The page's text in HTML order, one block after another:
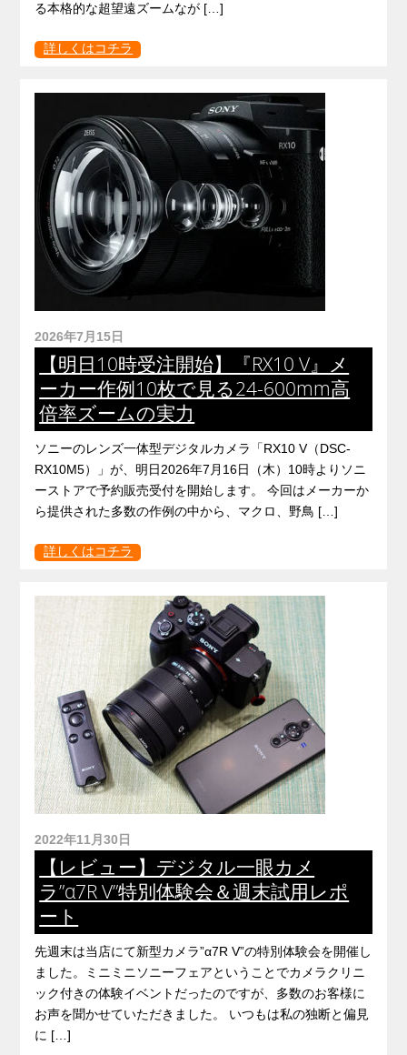
る本格的な超望遠ズームなが […]
詳しくはコチラ
2026年7月15日
【明日10時受注開始】『RX10 V』メ
ーカー作例10枚で見る24-600mm高
倍率ズームの実力
ソニーのレンズ一体型デジタルカメラ「RX10 V（DSC-
RX10M5）」が、明日2026年7月16日（木）10時よりソニ
ーストアで予約販売受付を開始します。 今回はメーカーか
ら提供された多数の作例の中から、マクロ、野鳥 […]
詳しくはコチラ
2022年11月30日
【レビュー】デジタル一眼カメ
ラ”α7R V”特別体験会＆週末試用レポ
ート
先週末は当店にて新型カメラ”α7R V”の特別体験会を開催し
ました。ミニミニソニーフェアということでカメラクリニ
ック付きの体験イベントだったのですが、多数のお客様に
お声を聞かせていただきました。 いつもは私の独断と偏見
に […]